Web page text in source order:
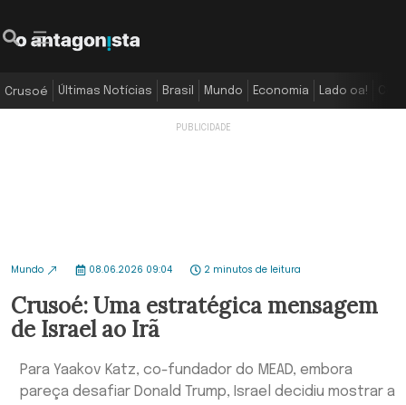
Crusoé Últimas Notícias Brasil Mundo Economia Lado oa!
Mundo 08.06.2026 09:04 2 minutos de leitura
Crusoé: Uma estratégica mensagem
de Israel ao Irã
Para Yaakov Katz, co-fundador do MEAD, embora
pareça desafiar Donald Trump, Israel decidiu mostrar a